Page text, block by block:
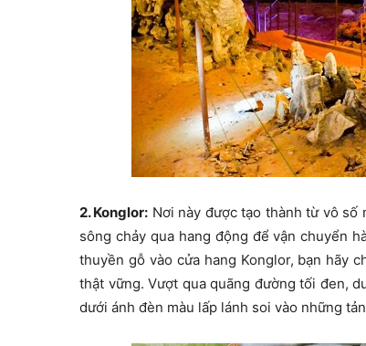
2. Konglor: Nơi này được tạo thành từ vô
sông chảy qua hang động để vận chuyển
thuyền gỗ vào cửa hang Konglor, bạn hãy
thật vững. Vượt qua quãng đường tối đen,
dưới ánh đèn màu lấp lánh soi vào những